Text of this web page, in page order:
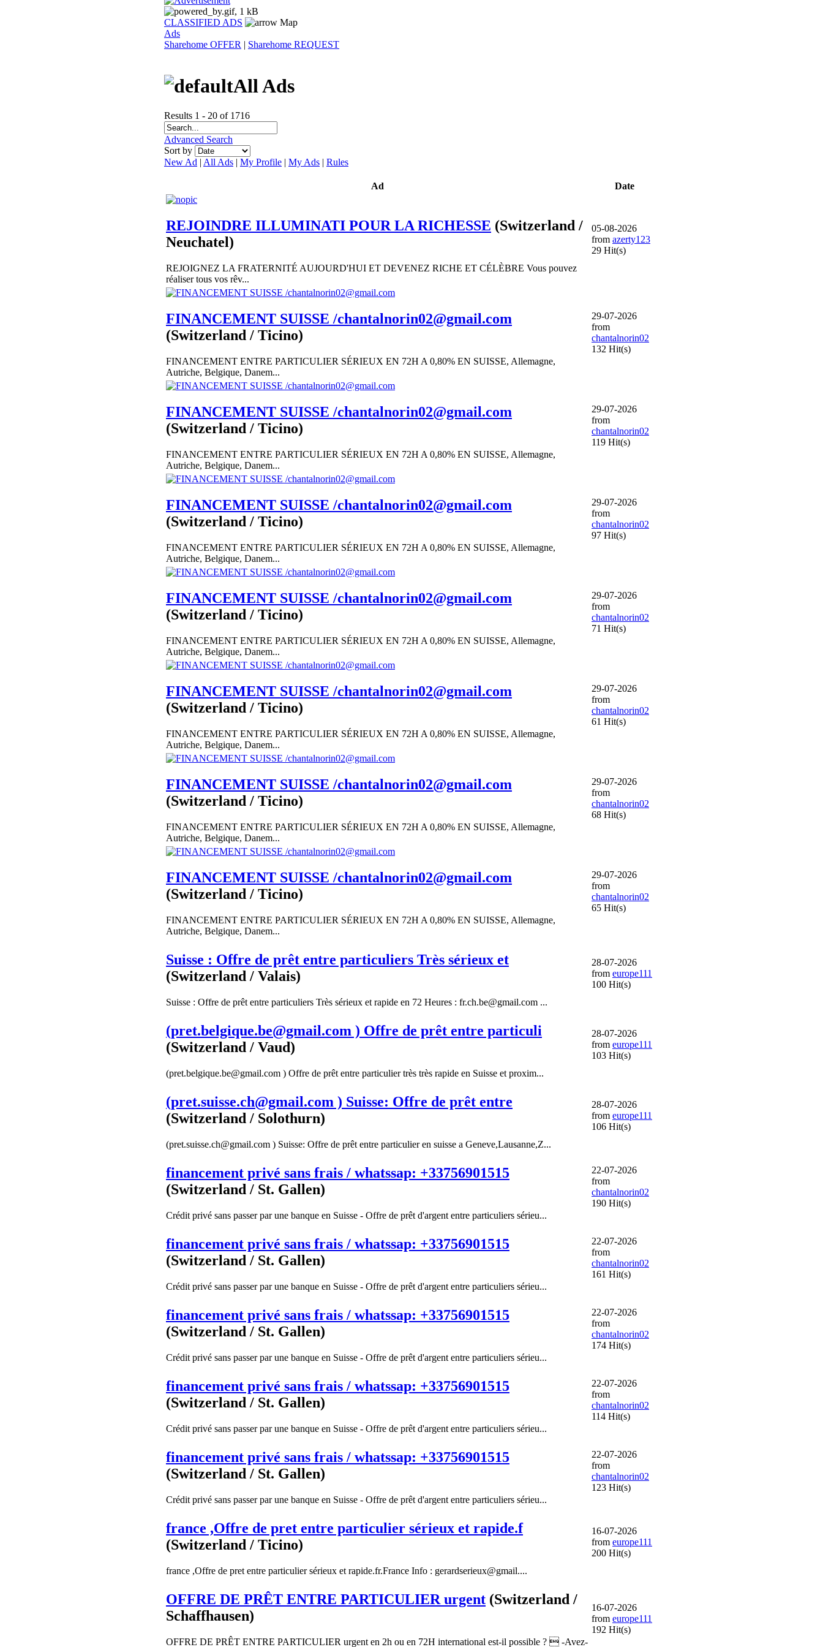
CLASSIFIED ADS
Map
Ads
Sharehome OFFER | Sharehome REQUEST
All Ads
Results 1 - 20 of 1716
Advanced Search
Sort by
New Ad | All Ads | My Profile | My Ads | Rules
Ad Date
REJOINDRE ILLUMINATI POUR LA RICHESSE (Switzerland /
Neuchatel)
REJOIGNEZ LA FRATERNITÉ AUJOURD'HUI ET DEVENEZ RICHE ET CÉLÈBRE Vous pouvez
réaliser tous vos rêv...
05-08-2026
from azerty123
29 Hit(s)
FINANCEMENT SUISSE /chantalnorin02@gmail.com
(Switzerland / Ticino)
FINANCEMENT ENTRE PARTICULIER SÉRIEUX EN 72H A 0,80% EN SUISSE, Allemagne,
Autriche, Belgique, Danem...
29-07-2026
from
chantalnorin02
132 Hit(s)
FINANCEMENT SUISSE /chantalnorin02@gmail.com
(Switzerland / Ticino)
FINANCEMENT ENTRE PARTICULIER SÉRIEUX EN 72H A 0,80% EN SUISSE, Allemagne,
Autriche, Belgique, Danem...
29-07-2026
from
chantalnorin02
119 Hit(s)
FINANCEMENT SUISSE /chantalnorin02@gmail.com
(Switzerland / Ticino)
FINANCEMENT ENTRE PARTICULIER SÉRIEUX EN 72H A 0,80% EN SUISSE, Allemagne,
Autriche, Belgique, Danem...
29-07-2026
from
chantalnorin02
97 Hit(s)
FINANCEMENT SUISSE /chantalnorin02@gmail.com
(Switzerland / Ticino)
FINANCEMENT ENTRE PARTICULIER SÉRIEUX EN 72H A 0,80% EN SUISSE, Allemagne,
Autriche, Belgique, Danem...
29-07-2026
from
chantalnorin02
71 Hit(s)
FINANCEMENT SUISSE /chantalnorin02@gmail.com
(Switzerland / Ticino)
FINANCEMENT ENTRE PARTICULIER SÉRIEUX EN 72H A 0,80% EN SUISSE, Allemagne,
Autriche, Belgique, Danem...
29-07-2026
from
chantalnorin02
61 Hit(s)
FINANCEMENT SUISSE /chantalnorin02@gmail.com
(Switzerland / Ticino)
FINANCEMENT ENTRE PARTICULIER SÉRIEUX EN 72H A 0,80% EN SUISSE, Allemagne,
Autriche, Belgique, Danem...
29-07-2026
from
chantalnorin02
68 Hit(s)
FINANCEMENT SUISSE /chantalnorin02@gmail.com
(Switzerland / Ticino)
FINANCEMENT ENTRE PARTICULIER SÉRIEUX EN 72H A 0,80% EN SUISSE, Allemagne,
Autriche, Belgique, Danem...
29-07-2026
from
chantalnorin02
65 Hit(s)
Suisse : Offre de prêt entre particuliers Très sérieux et
(Switzerland / Valais)
Suisse : Offre de prêt entre particuliers Très sérieux et rapide en 72 Heures : fr.ch.be@gmail.com ...
28-07-2026
from europe111
100 Hit(s)
(pret.belgique.be@gmail.com ) Offre de prêt entre particuli
(Switzerland / Vaud)
(pret.belgique.be@gmail.com ) Offre de prêt entre particulier très très rapide en Suisse et proxim...
28-07-2026
from europe111
103 Hit(s)
(pret.suisse.ch@gmail.com ) Suisse: Offre de prêt entre
(Switzerland / Solothurn)
(pret.suisse.ch@gmail.com ) Suisse: Offre de prêt entre particulier en suisse a Geneve,Lausanne,Z...
28-07-2026
from europe111
106 Hit(s)
financement privé sans frais / whatssap: +33756901515
(Switzerland / St. Gallen)
Crédit privé sans passer par une banque en Suisse - Offre de prêt d'argent entre particuliers sérieu...
22-07-2026
from
chantalnorin02
190 Hit(s)
financement privé sans frais / whatssap: +33756901515
(Switzerland / St. Gallen)
Crédit privé sans passer par une banque en Suisse - Offre de prêt d'argent entre particuliers sérieu...
22-07-2026
from
chantalnorin02
161 Hit(s)
financement privé sans frais / whatssap: +33756901515
(Switzerland / St. Gallen)
Crédit privé sans passer par une banque en Suisse - Offre de prêt d'argent entre particuliers sérieu...
22-07-2026
from
chantalnorin02
174 Hit(s)
financement privé sans frais / whatssap: +33756901515
(Switzerland / St. Gallen)
Crédit privé sans passer par une banque en Suisse - Offre de prêt d'argent entre particuliers sérieu...
22-07-2026
from
chantalnorin02
114 Hit(s)
financement privé sans frais / whatssap: +33756901515
(Switzerland / St. Gallen)
Crédit privé sans passer par une banque en Suisse - Offre de prêt d'argent entre particuliers sérieu...
22-07-2026
from
chantalnorin02
123 Hit(s)
france ,Offre de pret entre particulier sérieux et rapide.f
(Switzerland / Ticino)
france ,Offre de pret entre particulier sérieux et rapide.fr.France Info : gerardserieux@gmail....
16-07-2026
from europe111
200 Hit(s)
OFFRE DE PRÊT ENTRE PARTICULIER urgent (Switzerland /
Schaffhausen)
OFFRE DE PRÊT ENTRE PARTICULIER urgent en 2h ou en 72H international est-il possible ?  -Avez-
16-07-2026
from europe111
192 Hit(s)